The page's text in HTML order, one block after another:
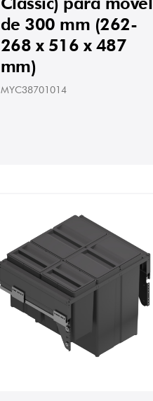
de 300 mm (262-
268 x 516 x 487
mm)
MYC38701014